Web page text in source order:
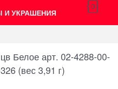
И УКРАШЕНИЯ
0
Белое арт. 02-4288-00-
(вес 3,91 г)